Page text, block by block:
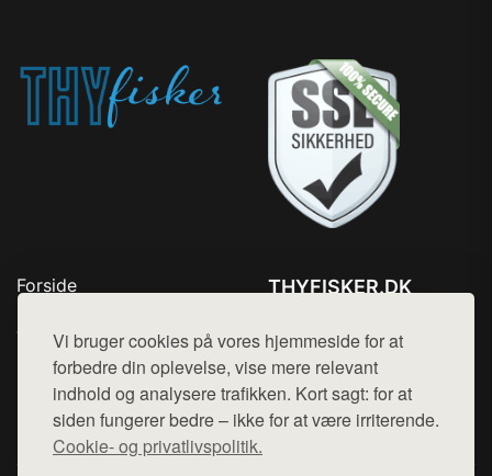
Vi bruger cookies på vores hjemmeside for at
forbedre din oplevelse, vise mere relevant
indhold og analysere trafikken. Kort sagt: for at
siden fungerer bedre – ikke for at være irriterende.
Cookie- og privatlivspolitik.
Forside
Top Rabatter
Kontakt
THYFISKER.DK
Mail: hej@want.dk
Cookie- og privatlivspolitik